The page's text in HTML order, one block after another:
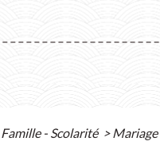
Famille - Scolarité > Mariage